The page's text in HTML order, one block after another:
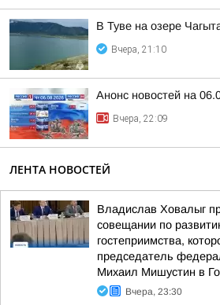
В Туве на озере
Вчера, 21:10
Анонс новостей на
Вчера, 22:09
ЛЕНТА НОВОСТЕЙ
Владислав Ховалыг
совещании по
гостеприимства,
председатель
Михаил Мишустин в
Вчера, 23:30